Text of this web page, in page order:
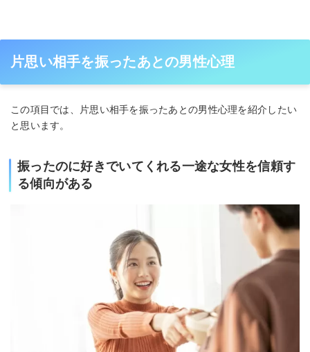
片思い相手を振ったあとの男性心理
この項目では、片思い相手を振ったあとの男性心理を紹介したい
と思います。
振ったのに好きでいてくれる一途な女性を信頼す
る傾向がある